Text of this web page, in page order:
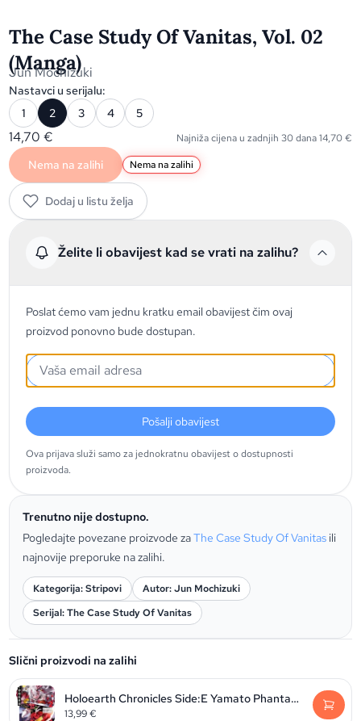
The Case Study Of Vanitas, Vol. 02
(Manga)
Jun Mochizuki
Nastavci u serijalu:
1
2 3 4 5
14,70€ Najniža cijena u zadnjih 30 dana14,70€
Nema na zalihi Nema na zalihi
Dodaj u listu želja
Želite li obavijest kad se vrati na zalihu?
Poslat ćemo vam jednu kratku email obavijest čim ovaj
proizvod ponovno bude dostupan.
Pošalji obavijest
Ova prijava služi samo za jednokratnu obavijest o dostupnosti
proizvoda.
Trenutno nije dostupno.
Pogledajte povezane proizvode zaThe Case Study Of Vanitas ili
najnovije preporuke na zalihi.
Kategorija: Stripovi
Autor: Jun Mochizuki
Serijal: The Case Study Of Vanitas
Slični proizvodi na zalihi
Holoearth Chronicles Side:E Yamato Phantasia, Volume 2
13,99€